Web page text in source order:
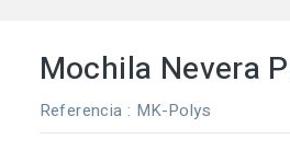
Mochila Nevera
Referencia : MK-Polys